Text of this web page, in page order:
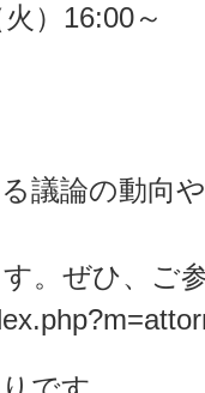
）16:00～
議論の動向
。ぜひ、ご